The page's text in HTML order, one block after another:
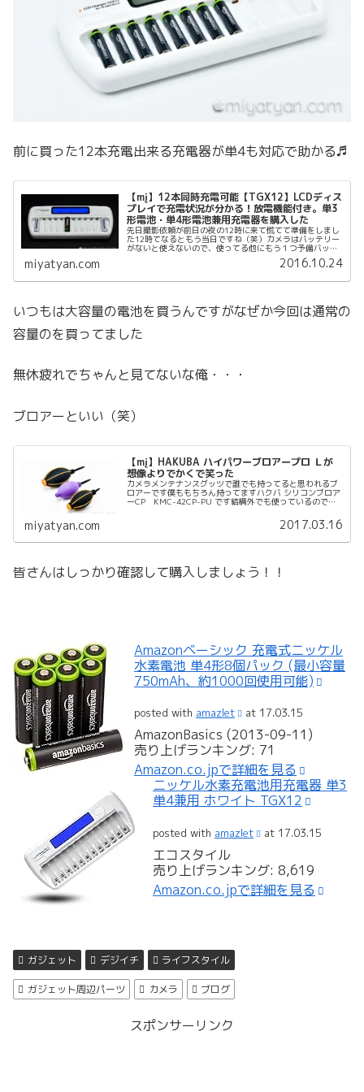
前に買った12本充電出来る充電器が単4も対応で助かる♬
【mį】12本同時充電可能【TGX12】LCDディス
プレイで充電状況が分かる！放電機能付き。単3
形電池・単4形電池兼用充電器を購入した
先日撮影依頼が前日の夜の12時に来て慌てて準備をしまし
た12時てなるともう当日ですね（笑）カメラはバッテリー
がないと使えないので、使ってる他にもう１つ予備バッテ
リーも持っていきます場所が場所なのでストロボももちろ
miyatyan.com 2016.10.24
いつもは大容量の電池を買うんですがなぜか今回は通常の
容量のを買ってました
無休疲れでちゃんと見てないな俺・・・
ブロアーといい（笑）
【mį】HAKUBA ハイパワーブロアープロ Ｌが
想像よりでかくで笑った
カメラメンテナンスグッツで誰でも持ってると思われるブ
ロアーです僕ももちろん持ってますハクバ シリコンブロア
ーCP KMC-42CP-PU です結構外でも使っているので家
miyatyan.com 2017.03.16
皆さんはしっかり確認して購入しましょう！！
Amazonベーシック 充電式ニッケル
水素電池 単4形8個パック (最小容量
750mAh、約1000回使用可能)
posted with amazlet at 17.03.15
AmazonBasics (2013-09-11)
売り上げランキング: 71
Amazon.co.jpで詳細を見る
ニッケル水素充電池用充電器 単3
単4兼用 ホワイト TGX12
posted with amazlet at 17.03.15
エコスタイル
売り上げランキング: 8,619
Amazon.co.jpで詳細を見る
ガジェット デジイチ ライフスタイル
ガジェット周辺パーツ カメラ ブログ
スポンサーリンク